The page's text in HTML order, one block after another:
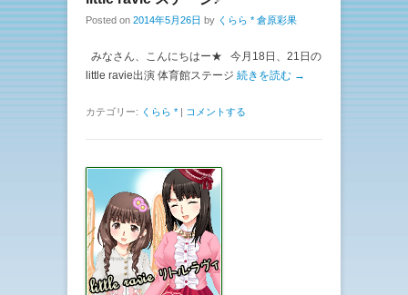
Posted on 2014年5月26日 by くらら * 倉原彩果
みなさん、こんにちはー★ 今月18日、21日の
little ravie出演 体育館ステージ 続きを読む →
カテゴリー: くらら * | コメントする